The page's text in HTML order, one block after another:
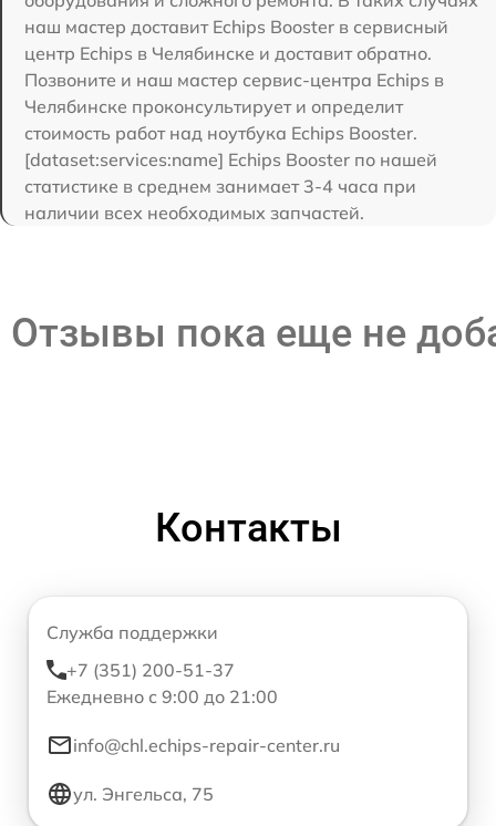
наш мастер доставит Echips Booster в сервисный
центр Echips в Челябинске и доставит обратно.
Позвоните и наш мастер сервис-центра Echips в
Челябинске проконсультирует и определит
стоимость работ над ноутбука Echips Booster.
[dataset:services:name] Echips Booster по нашей
статистике в среднем занимает 3-4 часа при
наличии всех необходимых запчастей.
Отзывы пока еще не
Контакты
Служба поддержки
+7 (351) 200-51-37
Ежедневно с 9:00 до 21:00
info@chl.echips-repair-center.ru
ул. Энгельса, 75